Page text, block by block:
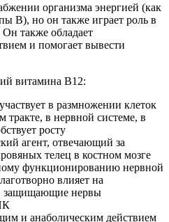
организма энергией (как
B), но он также играет роль в
также обладает
и помогает вывести
витамина B12:
в размножении клеток
в нервной системе, в
росту
агент, отвечающий за
телец в костном мозге
функционированию нервной
влияет на
защищающие нервы
и анаболическим действием